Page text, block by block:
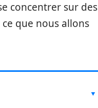
concentrer sur des
que nous allons